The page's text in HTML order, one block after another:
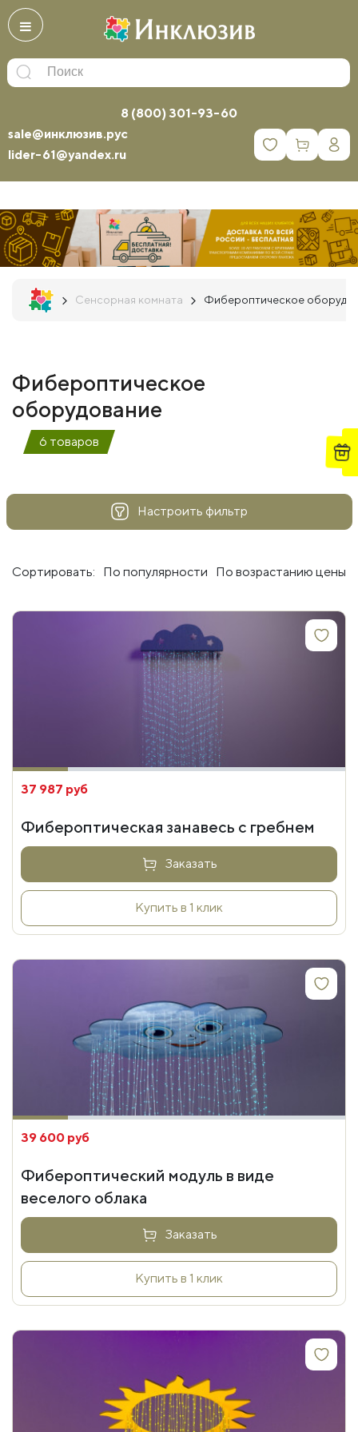
8 (800) 301-93-60
sale@инклюзив.рус
lider-61@yandex.ru
0
Сенсорная комната Фибероптическое
Фибероптическое
оборудование
6 товаров
Настроить фильтр
Сортировать: По популярности По возрастанию цены
37 987 руб
Фибероптическая занавесь с гребнем
Заказать
Купить в 1 клик
39 600 руб
Фибероптический модуль в виде
веселого облака
Заказать
Купить в 1 клик